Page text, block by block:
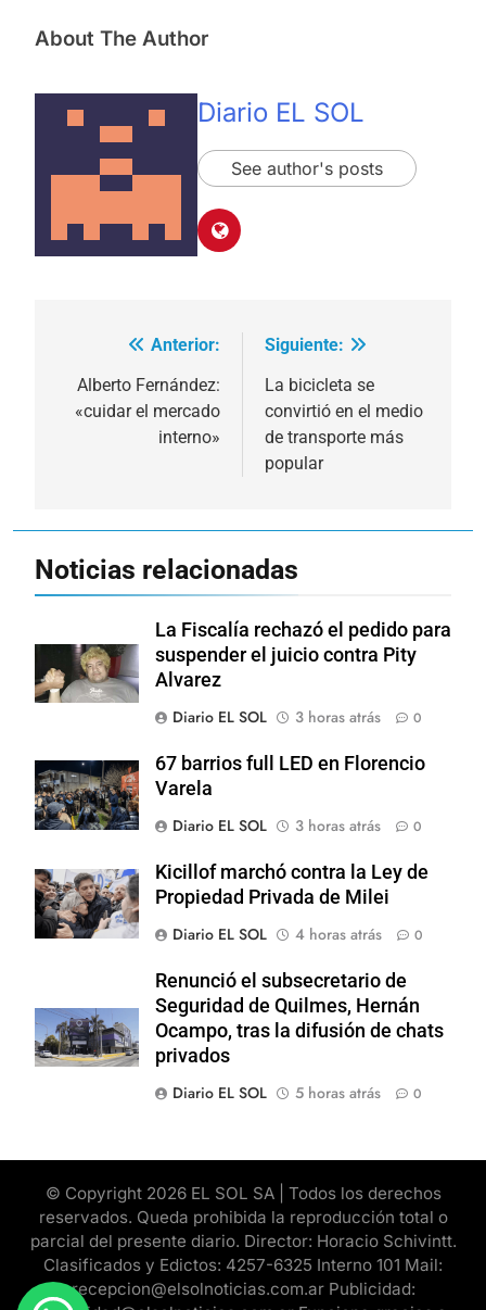
About The Author
Diario EL SOL
See author's posts
Navegación
de
Anterior:
Alberto Fernández:
«cuidar el mercado
interno»
Siguiente:
La bicicleta se
convirtió en el medio
de transporte más
popular
Noticias relacionadas
La Fiscalía rechazó el pedido para
suspender el juicio contra Pity
Alvarez
Diario EL SOL
3 horas atrás 0
67 barrios full LED en Florencio
Varela
Diario EL SOL
3 horas atrás 0
Kicillof marchó contra la Ley de
Propiedad Privada de Milei
Diario EL SOL
4 horas atrás 0
Renunció el subsecretario de
Seguridad de Quilmes, Hernán
Ocampo, tras la difusión de chats
privados
Diario EL SOL
5 horas atrás 0
© Copyright 2026 EL SOL SA | Todos los derechos
reservados. Queda prohibida la reproducción total o
parcial del presente diario. Director: Horacio Schivintt.
Clasificados y Edictos: 4257-6325 Interno 101 Mail:
recepcion@elsolnoticias.com.ar Publicidad: